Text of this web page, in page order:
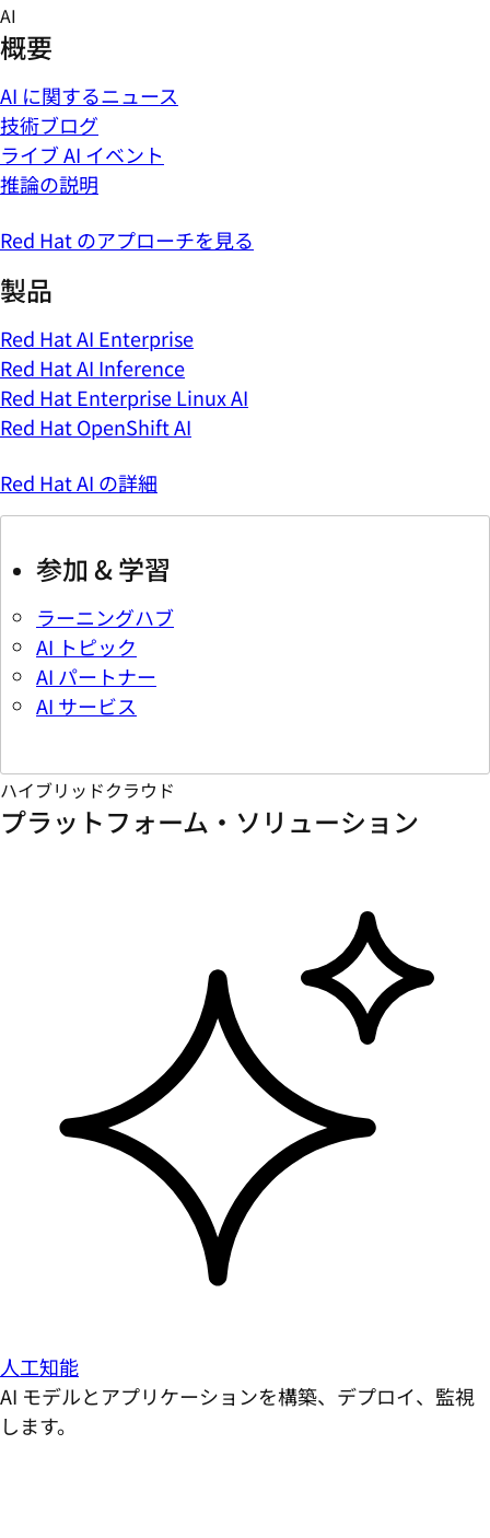
Skip
to
content
AI
概要
AI に関するニュース
技術ブログ
ライブ AI イベント
推論の説明
Red Hat のアプローチを見る
製品
Red Hat AI Enterprise
Red Hat AI Inference
Red Hat Enterprise Linux AI
Red Hat OpenShift AI
Red Hat AI の詳細
参加 & 学習
ラーニングハブ
AI トピック
AI パートナー
AI サービス
ハイブリッドクラウド
プラットフォーム・ソリューション
人工知能
AI モデルとアプリケーションを構築、デプロイ、監視
します。